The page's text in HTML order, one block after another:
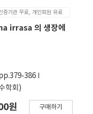
B. longirostris,
방미터당 9,375 개
개체의 개체군이
종다양성지수는
역인 정점 1~4에서
증기관 무료, 개인회원 유료
irrasa 의 생장에
386
학회)
원 구매하기